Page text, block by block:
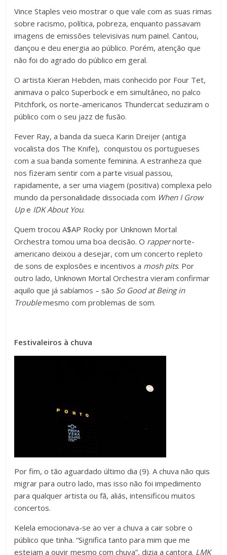
Vince Staples veio mostrar o que vale com as suas rimas
sobre racismo, política, pobreza, enquanto passavam
imagens de emissões televisivas num painel. Cantou,
dançou e deu energia ao público. Porém, atenção que
não foi do agrado do público em geral.
O artista Kieran Hebden, mais conhecido por Four Tet,
animava o palco Superbock e em simultâneo, no palco
Pitchfork, os norte-americanos Thundercat seduziram o
público com o seu jazz de fusão.
Fever Ray, a banda da sueca Karin Dreijer (antiga
vocalista dos The Knife), conquistou os portugueses
com a sua banda somente feminina. A estranheza que
nos fizeram sentir com a parte visual passou,
rapidamente, a ser uma viagem (positiva) complexa pelo
mundo da personalidade dissociada com When I Grow
Upe IDK About You.
Quem trocou A$AP Rocky por Unknown Mortal
Orchestra tomou uma boa decisão. O rappernorte-
americano deixou a desejar, com um concerto repleto
de sons de explosões e incentivos a mosh pits. Por
outro lado, Unknown Mortal Orchestra vieram confirmar
aquilo que já sabíamos – são So Good at Being in
Troublemesmo com problemas de som.
Festivaleiros à chuva
Por fim, o tão aguardado último dia (9). A chuva não quis
migrar para outro lado, mas isso não foi impedimento
para qualquer artista ou fã, aliás, intensificou muitos
concertos.
Kelela emocionava-se ao ver a chuva a cair sobre o
público que tinha. “Significa tanto para mim que me
estejam a ouvir mesmo com chuva”, dizia a cantora. LMK